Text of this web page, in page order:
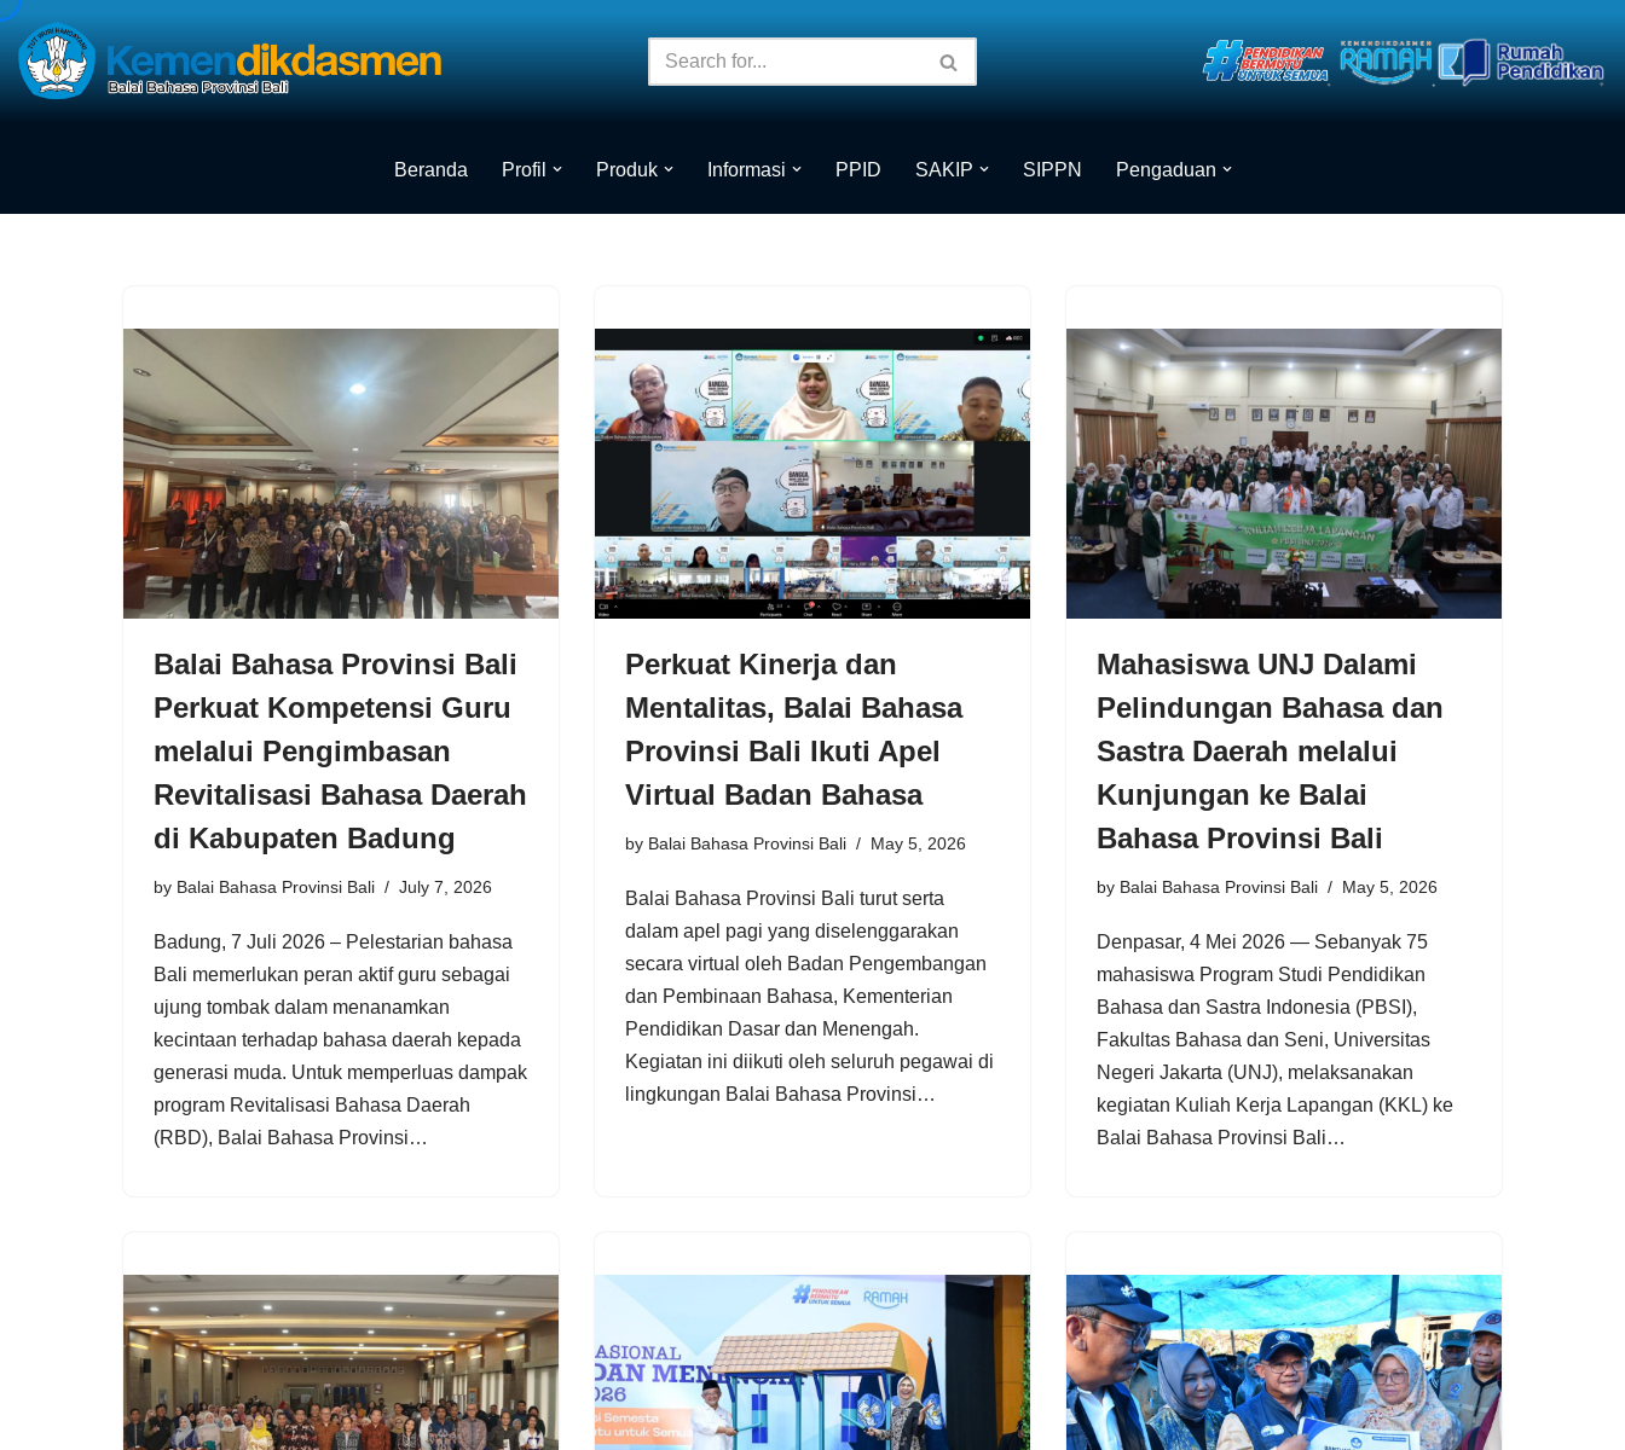
Skip
to
Beranda
Profil Produk Informasi PPID SAKIP SIPPN Pengaduan
Balai Bahasa Provinsi Bali
Perkuat Kompetensi Guru
melalui Pengimbasan
Revitalisasi Bahasa Daerah
di Kabupaten Badung
by Balai Bahasa Provinsi Bali July 7, 2026
Badung, 7 Juli 2026 – Pelestarian bahasa
Bali memerlukan peran aktif guru sebagai
ujung tombak dalam menanamkan
kecintaan terhadap bahasa daerah kepada
generasi muda. Untuk memperluas dampak
program Revitalisasi Bahasa Daerah
(RBD), Balai Bahasa Provinsi…
Perkuat Kinerja dan
Mentalitas, Balai Bahasa
Provinsi Bali Ikuti Apel
Virtual Badan Bahasa
by Balai Bahasa Provinsi Bali May 5, 2026
Balai Bahasa Provinsi Bali turut serta
dalam apel pagi yang diselenggarakan
secara virtual oleh Badan Pengembangan
dan Pembinaan Bahasa, Kementerian
Pendidikan Dasar dan Menengah.
Kegiatan ini diikuti oleh seluruh pegawai di
lingkungan Balai Bahasa Provinsi…
Mahasiswa UNJ Dalami
Pelindungan Bahasa dan
Sastra Daerah melalui
Kunjungan ke Balai
Bahasa Provinsi Bali
by Balai Bahasa Provinsi Bali May 5, 2026
Denpasar, 4 Mei 2026 — Sebanyak 75
mahasiswa Program Studi Pendidikan
Bahasa dan Sastra Indonesia (PBSI),
Fakultas Bahasa dan Seni, Universitas
Negeri Jakarta (UNJ), melaksanakan
kegiatan Kuliah Kerja Lapangan (KKL) ke
Balai Bahasa Provinsi Bali…